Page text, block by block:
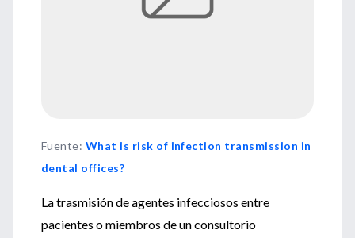
Fuente: What is risk of infection transmission in
dental offices?
La trasmisión de agentes infecciosos entre
pacientes o miembros de un consultorio